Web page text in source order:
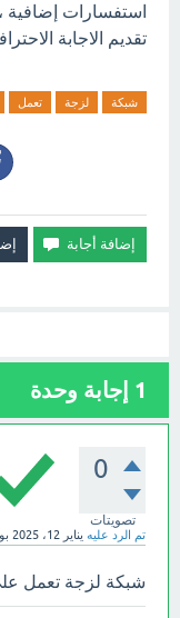
استفسارات إضافية
تقديم الاجابة
شبكة لزجة تعمل
1 إجابة وحدة
0
تصويتات
تم الرد عليه يناير 12، 2025
شبكة لزجة تعمل